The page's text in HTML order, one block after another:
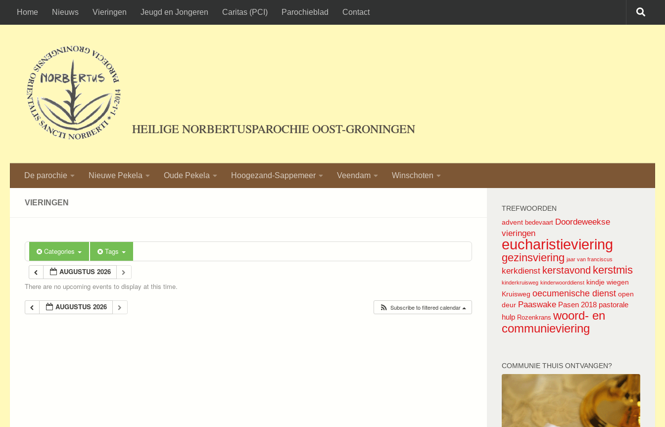
Ga naar de inhoud
Home Nieuws Vieringen Jeugd en Jongeren Caritas (PCI) Parochieblad Contact
HEILIGE NORBERTUSPAROCHIE OOST-GRONINGEN
De parochie Nieuwe Pekela Oude Pekela Hoogezand-Sappemeer Veendam Winschoten
VIERINGEN
Categories Tags
AUGUSTUS 2026
There are no upcoming events to display at this time.
AUGUSTUS 2026 Subscribe to filtered calendar
TREFWOORDEN
advent bedevaart Doordeweekse
vieringen
eucharistieviering
gezinsviering jaar van franciscus
kerkdienst kerstavond kerstmis
kinderkruisweg kinderwoorddienst kindje wiegen
Kruisweg oecumenische dienst open
deur Paaswake Pasen 2018 pastorale
hulp Rozenkrans woord- en
communieviering
COMMUNIE THUIS ONTVANGEN?